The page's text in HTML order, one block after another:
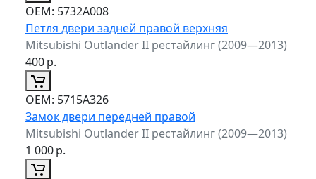
ОЕМ: 5732A008
Петля двери задней правой верхняя
Mitsubishi Outlander II рестайлинг (2009—2013)
400р.
ОЕМ: 5715A326
Замок двери передней правой
Mitsubishi Outlander II рестайлинг (2009—2013)
1 000р.